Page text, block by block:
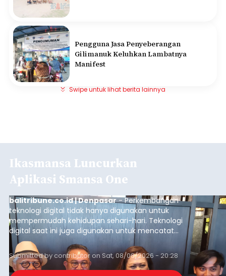
Pengguna Jasa Penyeberangan
Gilimanuk Keluhkan Lambatnya
Manifest
Swipe untuk lihat berita lainnya
Ikasmansa Luncurkan
Aplikasi Smansa One
balitribune.co.id | Denpasar- Perkembangan
teknologi digital tidak hanya digunakan untuk
mempermudah kehidupan sehari-hari. Teknologi
digital saat ini juga digunakan untuk mencatat
dan mengelola data base alumni dari suatu
sekolah, salah satunya adalah alumni SMA 1
Denpasar.
Submitted bycontributoronSat, 08/08/2026 - 20:28